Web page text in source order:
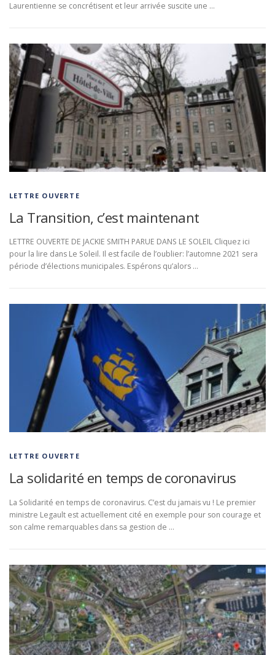
Laurentienne se concrétisent et leur arrivée suscite une …
LETTRE OUVERTE
La Transition, c’est maintenant
LETTRE OUVERTE DE JACKIE SMITH PARUE DANS LE SOLEIL Cliquez ici
pour la lire dans Le Soleil. Il est facile de l’oublier: l’automne 2021 sera
période d’élections municipales. Espérons qu’alors …
LETTRE OUVERTE
La solidarité en temps de coronavirus
La Solidarité en temps de coronavirus. C’est du jamais vu ! Le premier
ministre Legault est actuellement cité en exemple pour son courage et
son calme remarquables dans sa gestion de …